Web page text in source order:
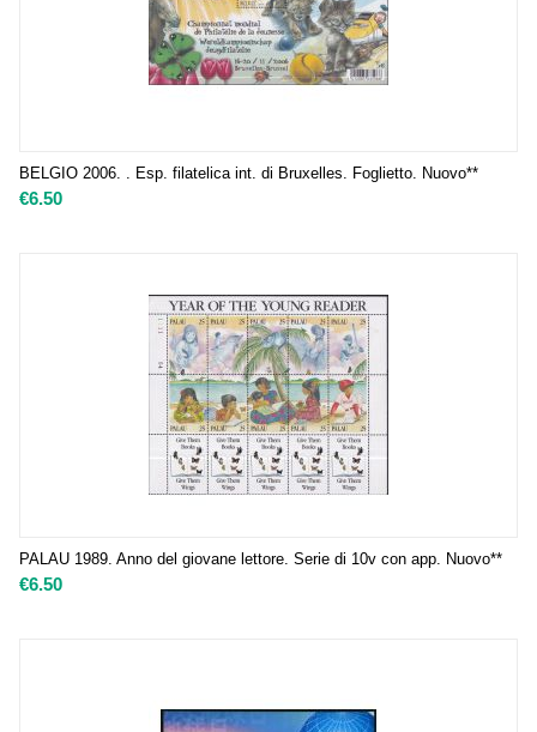
BELGIO 2006. . Esp. filatelica int. di Bruxelles. Foglietto. Nuovo**
€6.50
PALAU 1989. Anno del giovane lettore. Serie di 10v con app. Nuovo**
€6.50